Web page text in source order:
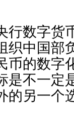
行数字货
中国部
币的数字
是不一定
的另一个